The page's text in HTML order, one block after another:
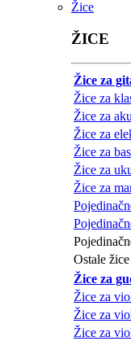
Žice
ŽICE
Žice za
Žice za
Žice za
Žice za
Žice za
Žice za
Žice za
Ostale žice
Žice za
Žice za
Žice za
Žice za